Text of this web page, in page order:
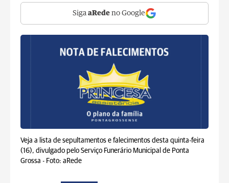
Siga aRede no Google
Veja a lista de sepultamentos e falecimentos desta quinta-feira
(16), divulgado pelo Serviço Funerário Municipal de Ponta
Grossa - Foto: aRede